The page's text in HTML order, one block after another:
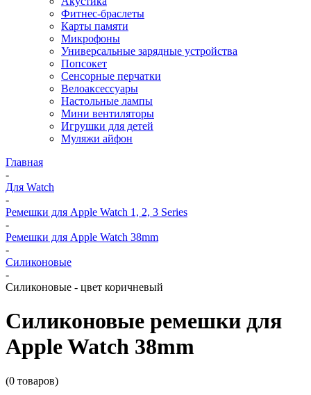
Фитнес-браслеты
Карты памяти
Микрофоны
Универсальные зарядные устройства
Попсокет
Сенсорные перчатки
Велоаксессуары
Настольные лампы
Мини вентиляторы
Игрушки для детей
Муляжи айфон
Главная
-
Для Watch
-
Ремешки для Apple Watch 1, 2, 3 Series
-
Ремешки для Apple Watch 38mm
-
Силиконовые
-
Силиконовые - цвет коричневый
Cиликоновые ремешки для
Apple Watch 38mm
(0 товаров)